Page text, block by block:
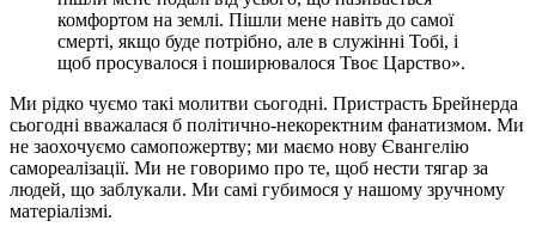
комфортом на землі. Пішли мене навіть до самої
смерті, якщо буде потрібно, але в служінні Тобі, і
щоб просувалося і поширювалося Твоє Царство».
Ми рідко чуємо такі молитви сьогодні. Пристрасть Брейнерда
сьогодні вважалася б політично-некоректним фанатизмом. Ми
не заохочуємо самопожертву; ми маємо нову Євангелію
самореалізації. Ми не говоримо про те, щоб нести тягар за
людей, що заблукали. Ми самі губимося у нашому зручному
матеріалізмі.